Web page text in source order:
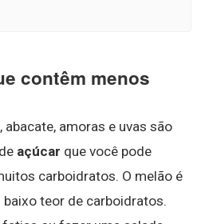
contêm menos
abacate, amoras e uvas são
açúcar que você pode
carboidratos. O melão é
baixo teor de carboidratos.